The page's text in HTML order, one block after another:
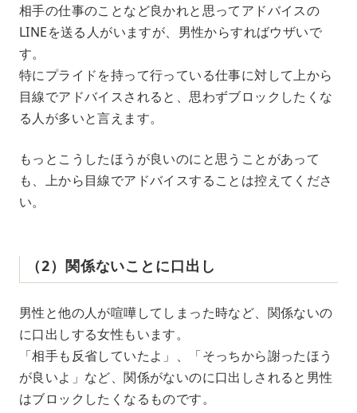
相手の仕事のことなど良かれと思ってアドバイスの
LINEを送る人がいますが、男性からすればウザいで
す。
特にプライドを持って行っている仕事に対して上から
目線でアドバイスされると、思わずブロックしたくな
る人が多いと言えます。
もっとこうしたほうが良いのにと思うことがあって
も、上から目線でアドバイスすることは控えてくださ
い。
（2）関係ないことに口出し
男性と他の人が喧嘩してしまった時など、関係ないの
に口出しする女性もいます。
「相手も反省していたよ」、「そっちから謝ったほう
が良いよ」など、関係がないのに口出しされると男性
はブロックしたくなるものです。